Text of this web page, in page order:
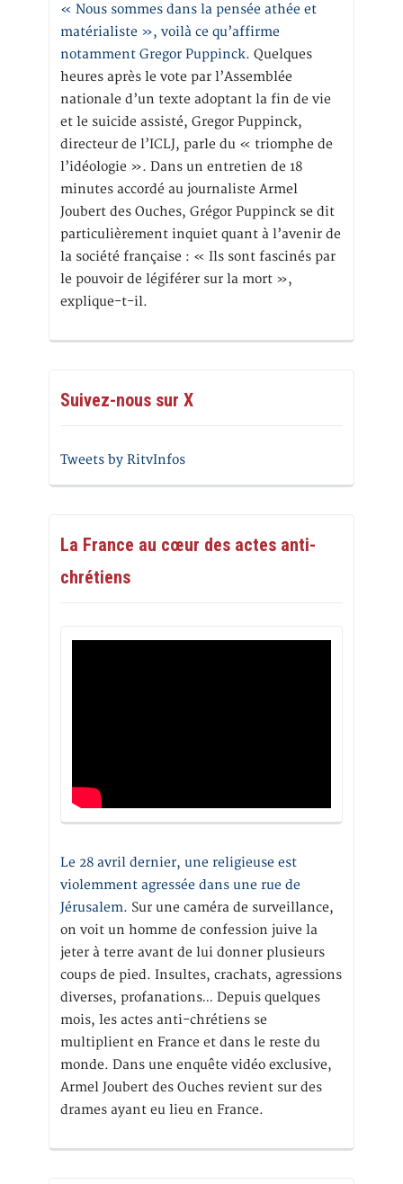
« Nous sommes dans la pensée athée et
matérialiste », voilà ce qu’affirme
notamment Gregor Puppinck. Quelques
heures après le vote par l’Assemblée
nationale d’un texte adoptant la fin de vie
et le suicide assisté, Gregor Puppinck,
directeur de l’ICLJ, parle du « triomphe de
l’idéologie ». Dans un entretien de 18
minutes accordé au journaliste Armel
Joubert des Ouches, Grégor Puppinck se dit
particulièrement inquiet quant à l’avenir de
la société française : « Ils sont fascinés par
le pouvoir de légiférer sur la mort »,
explique-t-il.
Suivez-nous sur X
Tweets by RitvInfos
La France au cœur des actes anti-
chrétiens
Le 28 avril dernier, une religieuse est
violemment agressée dans une rue de
Jérusalem. Sur une caméra de surveillance,
on voit un homme de confession juive la
jeter à terre avant de lui donner plusieurs
coups de pied. Insultes, crachats, agressions
diverses, profanations… Depuis quelques
mois, les actes anti-chrétiens se
multiplient en France et dans le reste du
monde. Dans une enquête vidéo exclusive,
Armel Joubert des Ouches revient sur des
drames ayant eu lieu en France.